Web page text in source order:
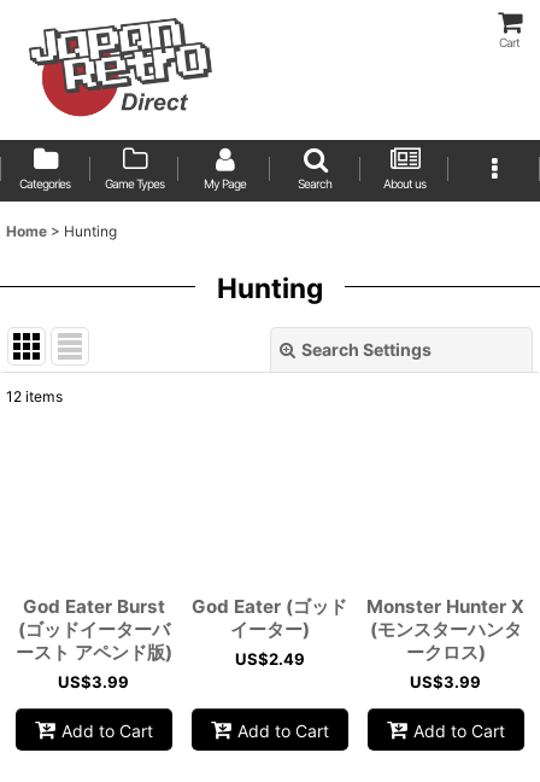
Cart
Categories Game Types My Page Search About us
Home > Hunting
Hunting
Search Settings
12 items
God Eater Burst
(ゴッドイーターバ
ースト アペンド版)
US$3.99
Add to Cart
God Eater (ゴッド
イーター)
US$2.49
Add to Cart
Monster Hunter X
(モンスターハンタ
ークロス)
US$3.99
Add to Cart